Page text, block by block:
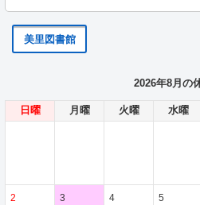
美里図書館
2026年8月の
日曜 月曜 火曜 水曜
2
3
4 5